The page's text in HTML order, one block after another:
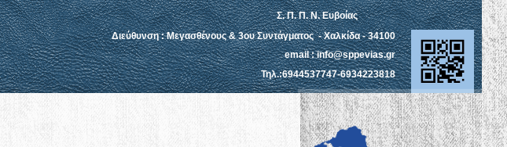
Σ. Π. Π. Ν. Ευβοίας
Διεύθυνση : Μεγασθένους & 3ου Συντάγματος - Χαλκίδα - 34100
email : info@sppevias.gr
Τηλ.:6944537747-6934223818